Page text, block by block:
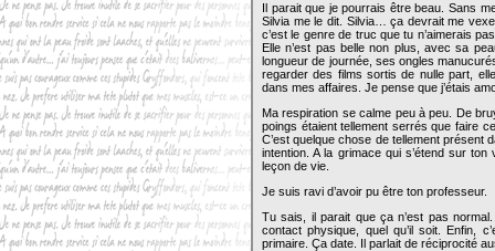
Il parait que je pourrais être beau. Sans
Silvia me le dit. Silvia… ça devrait me
c’est le genre de truc que tu n’aimerais
Elle n’est pas belle non plus, avec sa
longueur de journée, ses ongles
regarder des films sortis de nulle part,
dans mes affaires. Je pense que j’étais
Ma respiration se calme peu à peu. De
poings étaient tellement serrés que faire
C’est quelque chose de tellement présent
intention. A la grimace qui s’étend sur
leçon de vie.
Je suis ravi d’avoir pu être ton professeur.
Tu sais, il parait que ça n’est pas
contact physique, quel qu’il soit. Enfin,
primaire. Ça date. Il parlait de réciprocité